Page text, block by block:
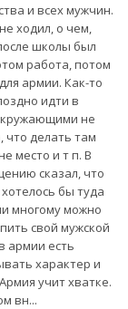
и всех мужчин.
ходил, о чем,
школы был
работа, потом
армии. Как-то
идти в
не
что делать там
место и т п. В
сказал, что
бы туда
многому можно
свой мужской
армии есть
характер и
учит хватке.
вн...